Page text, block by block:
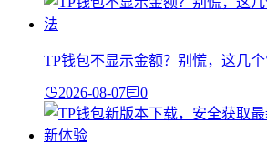
TP钱包不显示金额？别慌，这几
2026-08-07 0